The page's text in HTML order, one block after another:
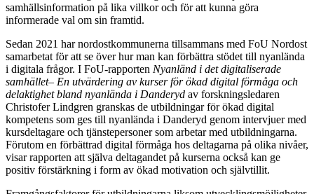
samhällsinformation på lika villkor och för att kunna göra
informerade val om sin framtid.
Sedan 2021 har nordostkommunerna tillsammans med FoU Nordost
samarbetat för att se över hur man kan förbättra stödet till nyanlända
i digitala frågor. I FoU-rapporten Nyanländ i det digitaliserade
samhället– En utvärdering av kurser för ökad digital förmåga och
delaktighet bland nyanlända i Danderyd av forskningsledaren
Christofer Lindgren granskas de utbildningar för ökad digital
kompetens som ges till nyanlända i Danderyd genom intervjuer med
kursdeltagare och tjänstepersoner som arbetar med utbildningarna.
Förutom en förbättrad digital förmåga hos deltagarna på olika nivåer,
visar rapporten att själva deltagandet på kurserna också kan ge
positiv förstärkning i form av ökad motivation och självtillit.